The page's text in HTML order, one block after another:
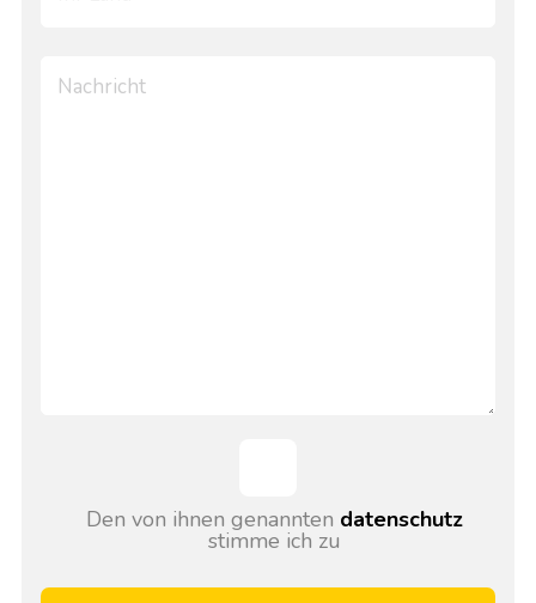
Den von ihnen genannten datenschutz
stimme ich zu